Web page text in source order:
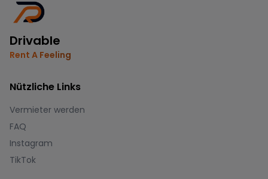
Drivable
Rent A Feeling
Nützliche Links
Vermieter werden
FAQ
Instagram
TikTok